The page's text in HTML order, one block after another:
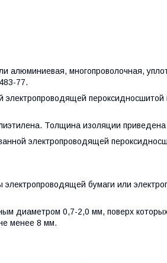
многопроволочная,
77.
пероксидносшитой
Толщина изоляции
электропроводящей
бумаги или
диаметром 0,7-2,0 мм, поверх
менее 8 мм.